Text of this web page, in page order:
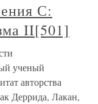
С:
II[501]
ученый
авторства
Деррида, Лакан,